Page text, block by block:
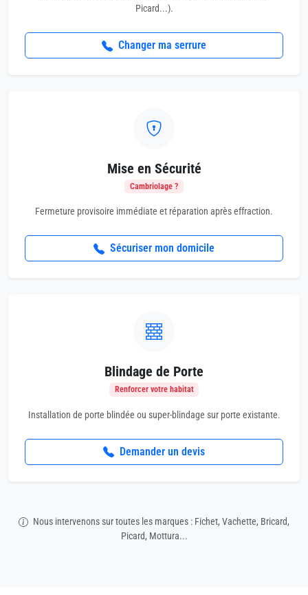
Picard...).
Changer ma serrure
Mise en Sécurité
Cambriolage ?
Fermeture provisoire immédiate et réparation après effraction.
Sécuriser mon domicile
Blindage de Porte
Renforcer votre habitat
Installation de porte blindée ou super-blindage sur porte existante.
Demander un devis
Nous intervenons sur toutes les marques : Fichet, Vachette, Bricard,
Picard, Mottura...